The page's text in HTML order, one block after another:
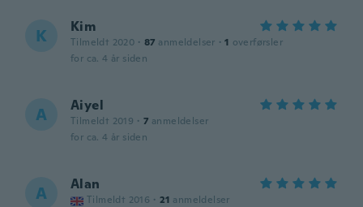
K Kim
Tilmeldt 2020 · 87 anmeldelser · 1 overførsler
for ca. 4 år siden
A Aiyel
Tilmeldt 2019 · 7 anmeldelser
for ca. 4 år siden
A Alan
Tilmeldt 2016 · 21 anmeldelser